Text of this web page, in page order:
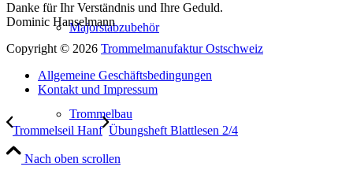
Majorstabzubehör
Trommelbau
Danke für Ihr Verständnis und Ihre Geduld.
Dominic Hanselmann
Copyright © 2026 Trommelmanufaktur Ostschweiz
Allgemeine Geschäftsbedingungen
Kontakt und Impressum
Trommelseil Hanf Übungsheft Blattlesen 2/4
Nach oben scrollen